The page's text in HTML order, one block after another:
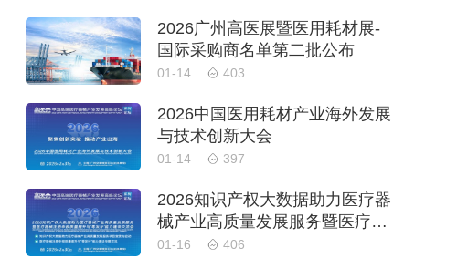
2026广州高医展暨医用耗材展-
国际采购商名单第二批公布
01-14 403
2026中国医用耗材产业海外发展
与技术创新大会
01-14 397
2026知识产权大数据助力医疗器
械产业高质量发展服务暨医疗器
械注册申报质量提升与'零发
01-16 406